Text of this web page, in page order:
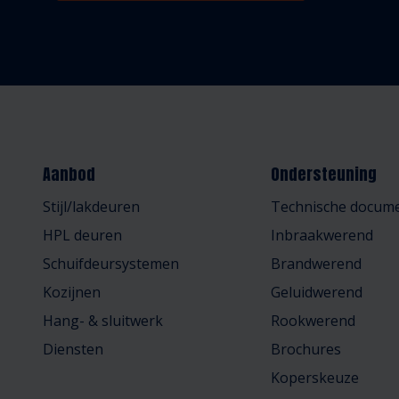
Aanbod
Stijl/lakdeuren
HPL deuren
Schuifdeursystemen
Kozijnen
Hang- & sluitwerk
Diensten
Ondersteuning
Technische
Inbraakwerend
Brandwerend
Geluidwerend
Rookwerend
Brochures
Koperskeuze